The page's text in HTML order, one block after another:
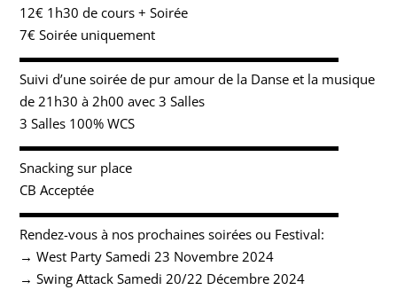
12€ 1h30 de cours + Soirée
7€ Soirée uniquement
▬▬▬▬▬▬▬▬▬▬▬▬▬▬▬▬▬▬▬▬▬▬▬▬
Suivi d’une soirée de pur amour de la Danse et la musique
de 21h30 à 2h00 avec 3 Salles
3 Salles 100% WCS
▬▬▬▬▬▬▬▬▬▬▬▬▬▬▬▬▬▬▬▬▬▬▬▬
Snacking sur place
CB Acceptée
▬▬▬▬▬▬▬▬▬▬▬▬▬▬▬▬▬▬▬▬▬▬▬▬
Rendez-vous à nos prochaines soirées ou Festival:
→ West Party Samedi 23 Novembre 2024
→ Swing Attack Samedi 20/22 Décembre 2024